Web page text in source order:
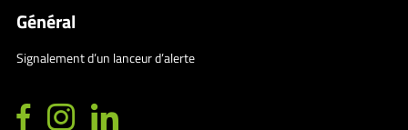
Général
Signalement d’un lanceur d’alerte